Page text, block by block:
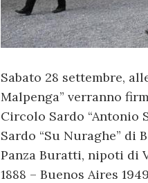
Sabato 28 settembre,
Malpenga” verranno
Circolo Sardo “Antonio
Sardo “Su Nuraghe” di
Panza Buratti, nipoti di
1888 – Buenos Aires